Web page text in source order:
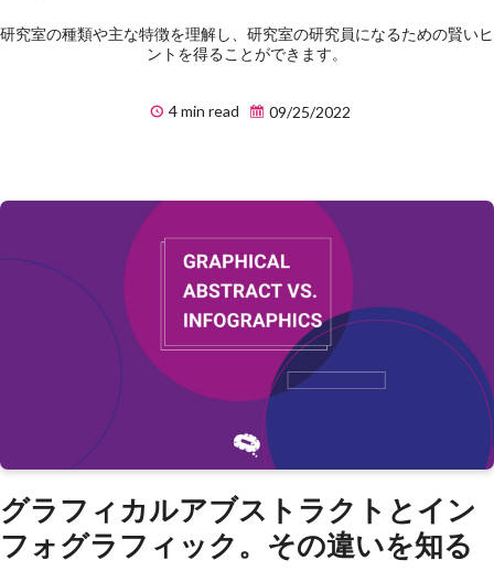
研究室の種類や主な特徴を理解し、研究室の研究員になるための賢いヒ
ントを得ることができます。
4 min read 09/25/2022
グラフィカルアブストラクトとイン
フォグラフィック。その違いを知る